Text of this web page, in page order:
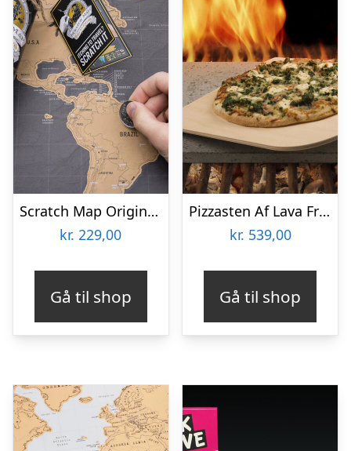
Scratch Map Original Deluxe
kr. 229,00
Gå til shop
Pizzasten Af Lava Fra Etna
kr. 539,00
Gå til shop